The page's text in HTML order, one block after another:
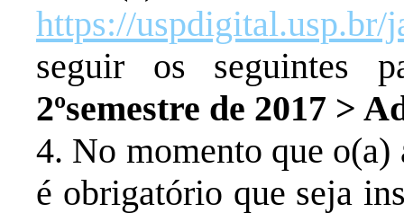
https://uspdigital.usp.br/
seguir os seguintes
2ºsemestre de 2017 >
4. No momento que
é obrigatório que seja